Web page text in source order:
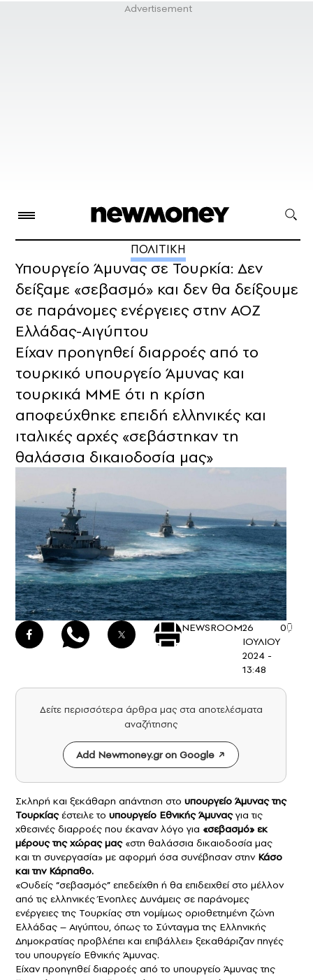
ΠΟΛΙΤΙΚΗ
Υπουργείο Άμυνας σε Τουρκία: Δεν
δείξαμε «σεβασμό» και δεν θα δείξουμε
σε παράνομες ενέργειες στην ΑΟΖ
Ελλάδας-Αιγύπτου
Είχαν προηγηθεί διαρροές από το
τουρκικό υπουργείο Άμυνας και
τουρκικά ΜΜΕ ότι η κρίση
αποφεύχθηκε επειδή ελληνικές και
ιταλικές αρχές «σεβάστηκαν τη
θαλάσσια δικαιοδοσία μας»
NEWSROOM26
ΙΟΥΛΙΟΥ
2024 -
13:48
0
Δείτε περισσότερα άρθρα μας στα αποτελέσματα
αναζήτησης
Add Newmoney.gr on Google
Σκληρή και ξεκάθαρη απάντηση στο υπουργείο Άμυνας της
Τουρκίαςέστειλε το υπουργείο Εθνικής Άμυναςγια τις
χθεσινές διαρροές που έκαναν λόγο για «σεβασμό» εκ
μέρους της χώρας μας«στη θαλάσσια δικαιοδοσία μας
και τη συνεργασία» με αφορμή όσα συνέβησαν στην Κάσο
και την Κάρπαθο.
«Ουδείς “σεβασμός” επεδείχθη ή θα επιδειχθεί στο μέλλον
από τις ελληνικές Ένοπλες Δυνάμεις σε παράνομες
ενέργειες της Τουρκίας στη νομίμως οριοθετημένη ζώνη
Ελλάδας – Αιγύπτου, όπως το Σύνταγμα της Ελληνικής
Δημοκρατίας προβλέπει και επιβάλλει» ξεκαθάριζαν πηγές
του υπουργείο Εθνικής Άμυνας.
Είχαν προηγηθεί διαρροές από το υπουργείο Άμυνας της